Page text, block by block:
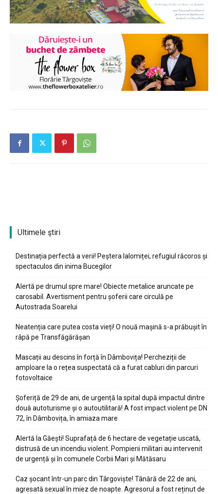
Ultimele ştiri
Destinația perfectă a verii! Peștera Ialomiței, refugiul răcoros și
spectaculos din inima Bucegilor
Alertă pe drumul spre mare! Obiecte metalice aruncate pe
carosabil. Avertisment pentru șoferii care circulă pe
Autostrada Soarelui
Neatenția care putea costa vieți! O nouă mașină s-a prăbușit în
râpă pe Transfăgărășan
Mascații au descins în forță în Dâmbovița! Percheziții de
amploare la o rețea suspectată că a furat cabluri din parcuri
fotovoltaice
Șoferiță de 29 de ani, de urgență la spital după impactul dintre
două autoturisme și o autoutilitară! A fost impact violent pe DN
72, în Dâmbovița, în amiaza mare
Alertă la Găești! Suprafață de 6 hectare de vegetație uscată,
distrusă de un incendiu violent. Pompierii militari au intervenit
de urgență și în comunele Corbii Mari și Mătăsaru
Caz șocant într-un parc din Târgoviște! Tânără de 22 de ani,
agresată sexual în miez de noapte. Agresorul a fost reținut de